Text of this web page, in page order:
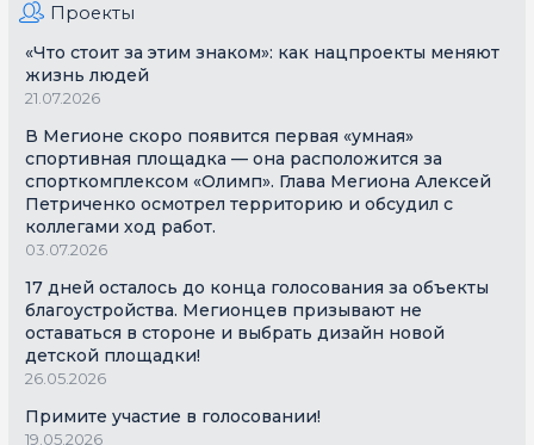
Проекты
«Что стоит за этим знаком»: как нацпроекты меняют
жизнь людей
21.07.2026
В Мегионе скоро появится первая «умная»
спортивная площадка — она расположится за
спорткомплексом «Олимп». Глава Мегиона Алексей
Петриченко осмотрел территорию и обсудил с
коллегами ход работ.
03.07.2026
17 дней осталось до конца голосования за объекты
благоустройства. Мегионцев призывают не
оставаться в стороне и выбрать дизайн новой
детской площадки!
26.05.2026
Примите участие в голосовании!
19.05.2026